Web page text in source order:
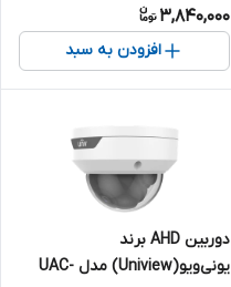
3,840,000
افزودن به سبد
دوربین AHD برند
یونی‌ویو(Uniview) مدل UAC-